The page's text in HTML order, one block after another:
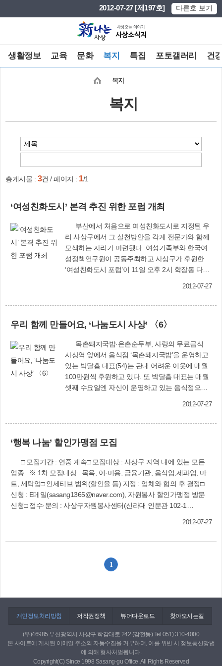
2012-07-27 [제197호] 다른호 보기
생활정보 교육 문화 복지 특집 포토갤러리 건
복지
복지
총게시물 : 3건 / 페이지 : 1/1
‘여성친화도시’ 본격 추진 위한 포럼 개최
리 사상구에서 그 실천방안을 각계 전문가와 함께
모색하는 자리가 마련됐다. 여성가족부와 한국여
성정책연구원이 공동주최하고 사상구가 후원한
‘여성친화도시 포럼’이 11일 오후 2시 학장동 다누
구 사례를 중심으로 한 기후친화도시 조성의 실
중심으로 한 지역공동체 활성화를 통한 여성일자
리 확대), 임숙자 맨발동무도서관장(돌봄 공동체
로서 마을도서관 사례)이 주제 발표했다. 또 토론
회에서는 이동현 부산발전연구원 광역기반연구실
선임연구위원, 강인순 경남대학교 사회학과 교수,
유순희 부산여성뉴스 대표, 김지현 부산시의회 입
비스과장이 차례로 의견을 제시했다. 송숙희 구청
각층의 관심과 이해 증진을 위해 여성친화도시 포
상구가 여성정책의 바람직한 롤 모델이 될 수 있도
록 최선을 다하겠다”고 밝혔다. 한편 부산에서 처
음으로 여성친화도시로 지정된 우리구는 ‘모두가
살기 좋은 여성친화 행복도시 조성’을 목표로 올해
부터 2016년까지 5년간 △평등한 사상 △안전한
사상 △건강한 사상 △참여하는 사상 등 4개 분야
1일∼7일)을 맞아 다양한 행사도 펼쳤다. 문의 :
2012-07-27
우리 함께 만들어요, ‘나눔도시 사상’ 〈6〉
사상역 앞에서 음식점 ‘목촌돼지국밥’을 운영하고
있는 박달흠 대표(54)는 관내 어려운 이웃에 매월
100만원씩 후원하고 있다. 또 박달흠 대표는 매월
셋째 수요일엔 자신이 운영하고 있는 음식점으로
락동) 할머니는 “그동안 홀로 집에서 반찬 한가지
맛있는 수육과 과일을 즐길 수 있었다”며 다음달이
기다려진다고 한다. 박 대표는 “식당에 있는 재료
와 반찬으로 정성을 다했을 뿐인데 어르신들이 맛
있게 드시고 좋아하는 모습을 보니 오히려 부끄러
워진다”며 다음달부터는 식사할 수 있는 인원과 횟
수를 조금씩 늘려 나가겠다고 다짐했다. 감전동 사
있는 조경희(53) 사장은 2011년부터 한달도 거르
를 하고 있다. 이윤달(가명·88·감전동) 어르신은
혼자서 식사 해결이 가장 어려운 일이었는데 인근
일은 아니지만, 그만큼 보람을 느끼는 일이기에 더
다. 사상구에서는 관내 저소득 어르신들에게 무료
급식을 실시하고자 하는 봉사단체를 찾고 있다. 아
울러 급식이 필요한 어려운 이웃이 있으면 복지정
2012-07-27
‘행복 나눔’ 할인가맹점 모집
업종 ※ 1차 모집대상 : 목욕, 이·미용, 금융기관, 음식업,제과업, 마
트, 세탁업□ 인세티브 범위(할인율 등) 지정 : 업체와 협의 후 결정□
신청 : E메일(sasang1365@naver.com), 자원봉사 할인가맹점 방문
신청□ 접수·문의 : 사상구자원봉사센터(신라대 인문관 102-1
2012-07-27
1
개인정보처리방침 저작권정책 뷰어다운로드 찾아오시는길
(우)46985 부산광역시 사상구 학감대로 242 (감전동) Tel 051) 310-4000
본 사이트에 게시된 이메일 주소의 자동수집을 거부하며, 이를 위반 시 정보통신망법
에 의해 형사처벌됩니다.
Copyright(C) Since 1998 Sasang-gu Office. All Rights Reserved